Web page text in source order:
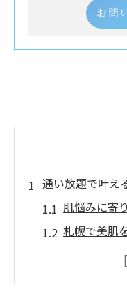
お問
通い放題で叶え
肌悩みに寄
札幌で美肌
肌質改善に